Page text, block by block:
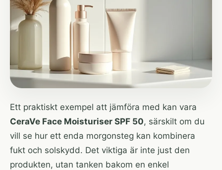
Ett praktiskt exempel att jämföra med kan vara
CeraVe Face Moisturiser SPF 50, särskilt om du
vill se hur ett enda morgonsteg kan kombinera
fukt och solskydd. Det viktiga är inte just den
produkten, utan tanken bakom en enkel